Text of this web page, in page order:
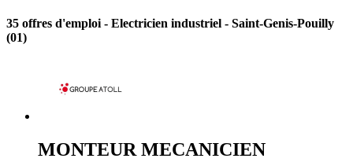
35 offres d'emploi - Electricien industriel - Saint-Genis-Pouilly
(01)
MONTEUR MECANICIEN